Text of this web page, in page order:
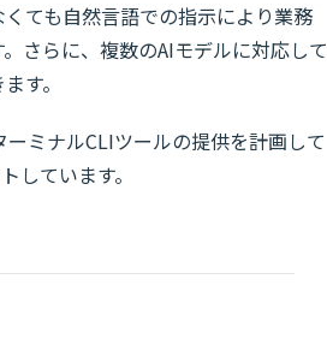
ても自然言語での指示により業務
さらに、複数のAIモデルに対応して
す。
ミナルCLIツールの提供を計画して
しています。